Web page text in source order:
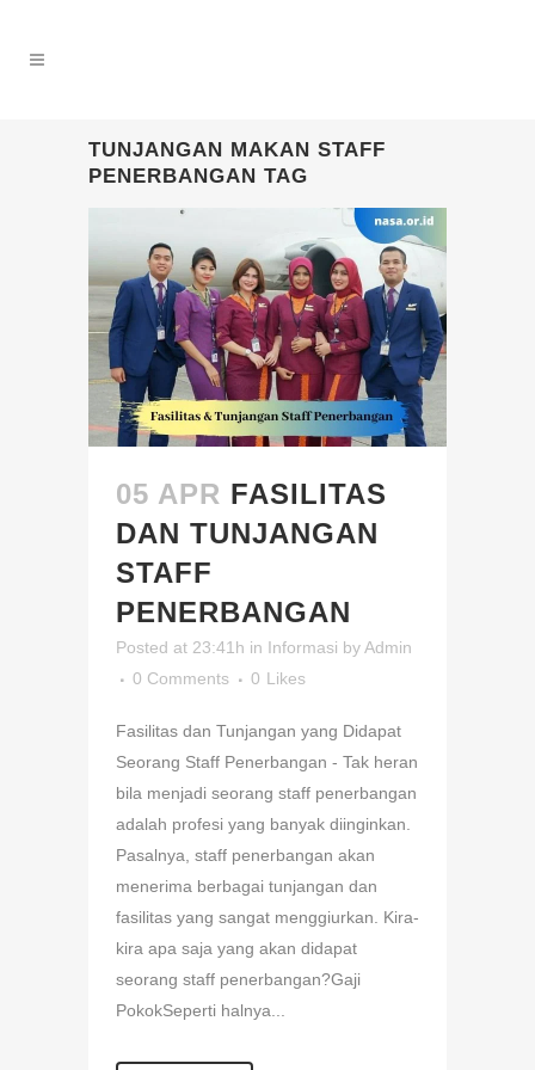
TUNJANGAN MAKAN STAFF
PENERBANGAN TAG
05 APR FASILITAS
DAN TUNJANGAN
STAFF
PENERBANGAN
Posted at 23:41h in Informasi byAdmin
0 Comments
0 Likes
Fasilitas dan Tunjangan yang Didapat
Seorang Staff Penerbangan - Tak heran
bila menjadi seorang staff penerbangan
adalah profesi yang banyak diinginkan.
Pasalnya, staff penerbangan akan
menerima berbagai tunjangan dan
fasilitas yang sangat menggiurkan. Kira-
kira apa saja yang akan didapat
seorang staff penerbangan?Gaji
PokokSeperti halnya...